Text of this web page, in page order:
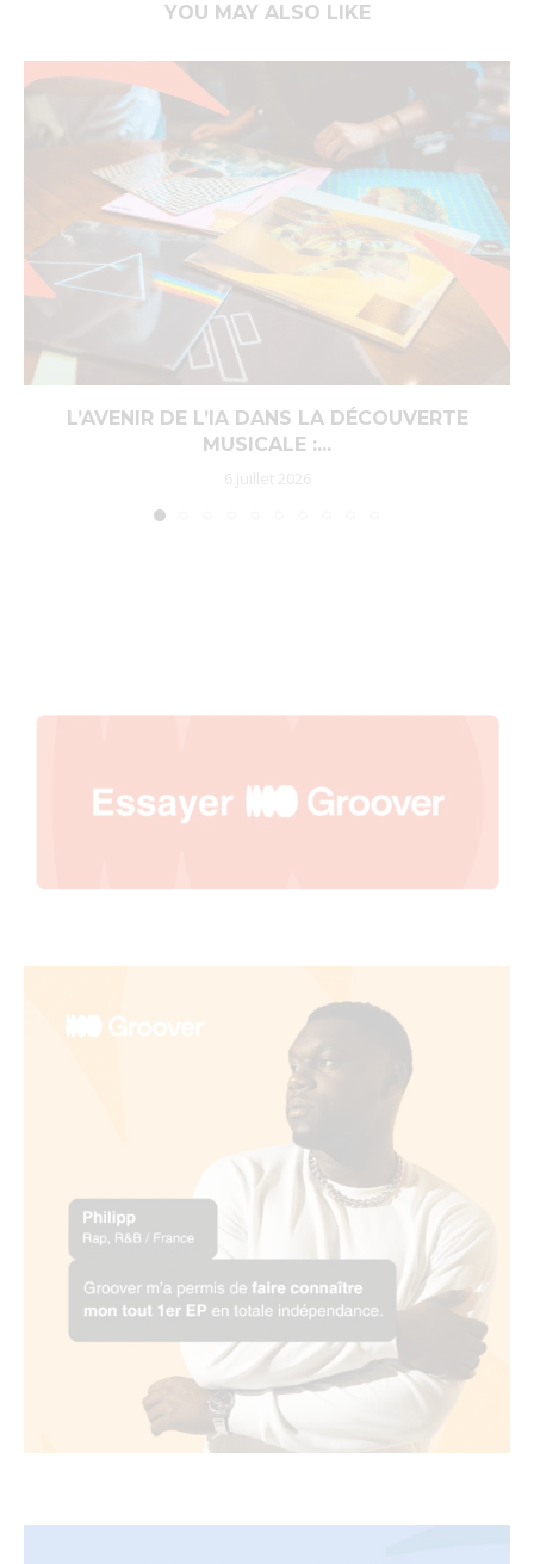
YOU MAY ALSO LIKE
L’AVENIR DE L’IA DANS LA DÉCOUVERTE
MUSICALE :...
6 juillet 2026